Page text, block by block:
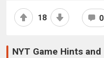
18 0
NYT Game Hints and